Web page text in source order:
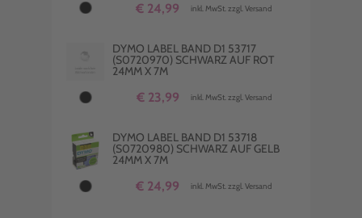
€ 24,99 inkl. MwSt. zzgl. Versand
DYMO LABEL BAND D1 53717
(S0720970) SCHWARZ AUF ROT
24MM X 7M
€ 23,99 inkl. MwSt. zzgl. Versand
DYMO LABEL BAND D1 53718
(S0720980) SCHWARZ AUF GELB
24MM X 7M
€ 24,99 inkl. MwSt. zzgl. Versand